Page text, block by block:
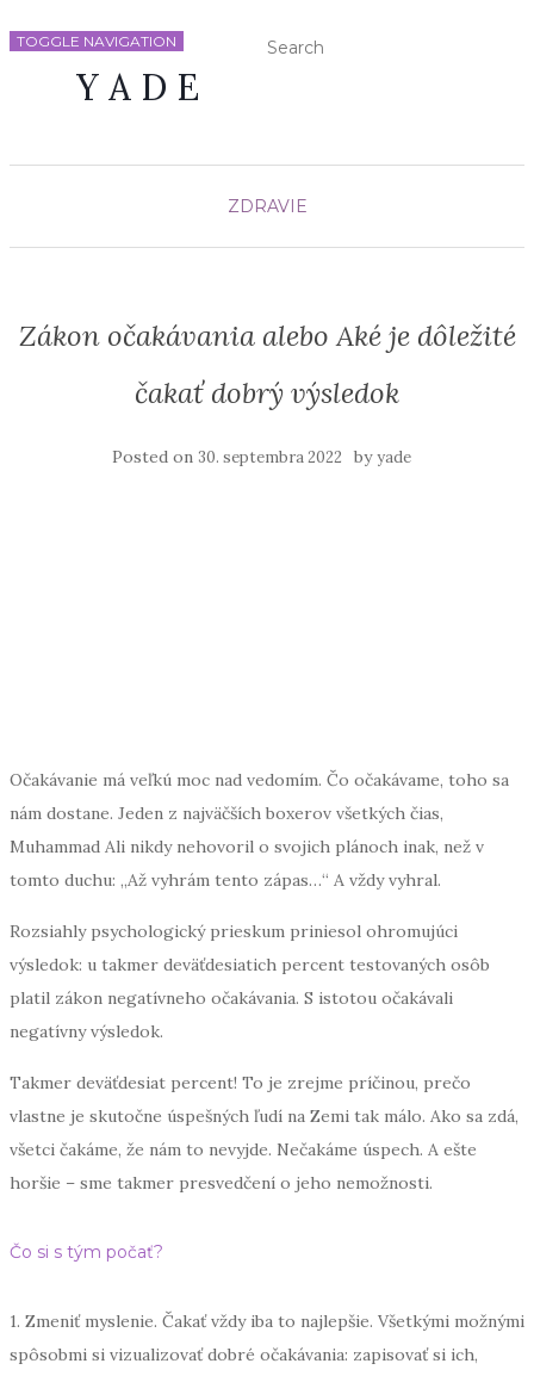
TOGGLE NAVIGATION
Y A D E
ZDRAVIE
Zákon očakávania alebo Aké je dôležité
čakať dobrý výsledok
Posted on 30. septembra 2022 byyade
Očakávanie má veľkú moc nad vedomím. Čo očakávame, toho sa
nám dostane. Jeden z najväčších boxerov všetkých čias,
Muhammad Ali nikdy nehovoril o svojich plánoch inak, než v
tomto duchu: „Až vyhrám tento zápas…“ A vždy vyhral.
Rozsiahly psychologický prieskum priniesol ohromujúci
výsledok: u takmer deväťdesiatich percent testovaných osôb
platil zákon negatívneho očakávania. S istotou očakávali
negatívny výsledok.
Takmer deväťdesiat percent! To je zrejme príčinou, prečo
vlastne je skutočne úspešných ľudí na Zemi tak málo. Ako sa zdá,
všetci čakáme, že nám to nevyjde. Nečakáme úspech. A ešte
horšie – sme takmer presvedčení o jeho nemožnosti.
Čo si s tým počať?
1. Zmeniť myslenie. Čakať vždy iba to najlepšie. Všetkými možnými
spôsobmi si vizualizovať dobré očakávania: zapisovať si ich,